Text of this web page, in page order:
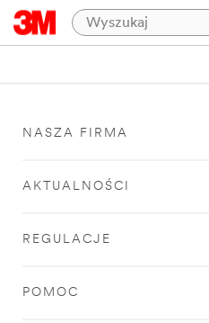
NASZA FIRMA
AKTUALNOŚCI
REGULACJE
POMOC